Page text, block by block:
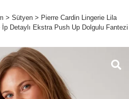
> Sütyen> Pierre Cardin Lingerie Lila
Detaylı Ekstra Push Up Dolgulu Fantezi